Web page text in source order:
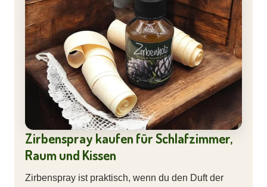
Zirbenspray kaufen für Schlafzimmer,
Raum und Kissen
Zirbenspray ist praktisch, wenn du den Duft der